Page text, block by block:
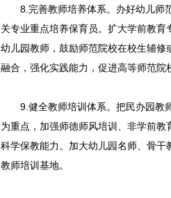
8.完善教师培养体系。办好幼儿师范
关专业重点培养保育员。扩大学前教
幼儿园教师，鼓励师范院校在校生辅
融合，强化实践能力，促进高等师范院
9.健全教师培训体系。把民办园教师
为重点，加强师德师风培训、非学前
科学保教能力。加大幼儿园名师、骨
教师培训基地。